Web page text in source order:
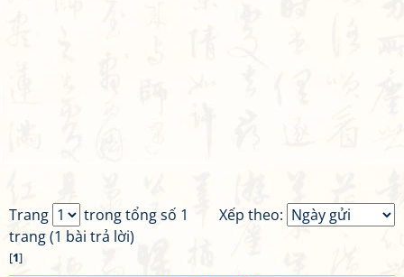
Xếp theo:
Trang
trong tổng số 1
trang (1 bài trả lời)
[1]